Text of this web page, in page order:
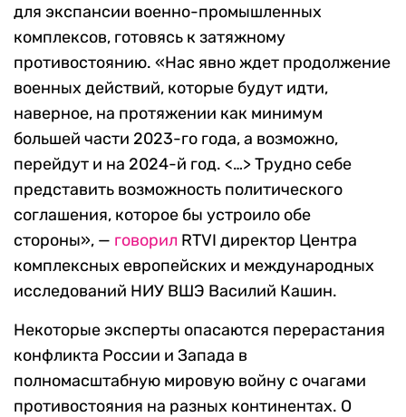
для экспансии военно-промышленных
комплексов, готовясь к затяжному
противостоянию. «Нас явно ждет продолжение
военных действий, которые будут идти,
наверное, на протяжении как минимум
большей части 2023-го года, а возможно,
перейдут и на 2024-й год. <…> Трудно себе
представить возможность политического
соглашения, которое бы устроило обе
стороны», — говорил RTVI директор Центра
комплексных европейских и международных
исследований НИУ ВШЭ Василий Кашин.
Некоторые эксперты опасаются перерастания
конфликта России и Запада в
полномасштабную мировую войну с очагами
противостояния на разных континентах. О